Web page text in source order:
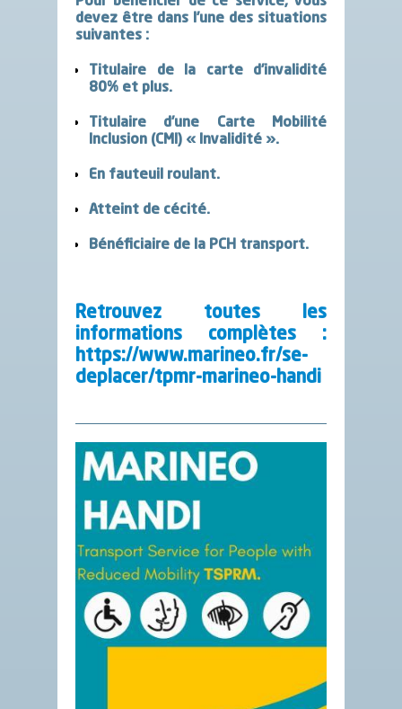
devez être dans l’une des situations
suivantes :
Titulaire de la carte d’invalidité
80% et plus.
Titulaire d’une Carte Mobilité
Inclusion (CMI) « Invalidité ».
En fauteuil roulant.
Atteint de cécité.
Bénéficiaire de la PCH transport.
Retrouvez toutes les
informations complètes :
https://www.marineo.fr/se-
deplacer/tpmr-marineo-handi